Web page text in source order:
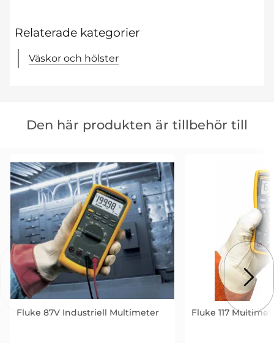
Relaterade kategorier
Väskor och hölster
tillbehör
till
Den här produkten är tillbehör till
Fluke 87V Industriell Multimeter Fluke 117